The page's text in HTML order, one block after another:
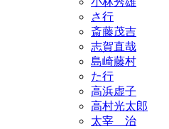
さ行
斎藤茂吉
志賀直哉
島崎藤村
た行
高浜虚子
高村光太郎
太宰 治